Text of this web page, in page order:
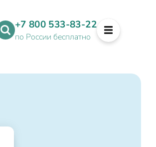
+7 800 533-83-22
по России бесплатно